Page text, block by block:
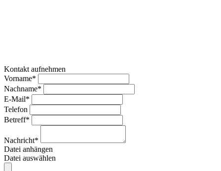
Kontakt aufnehmen
Vorname*
Nachname*
E-Mail*
Telefon
Betreff*
Nachricht*
Datei anhängen
Datei auswählen